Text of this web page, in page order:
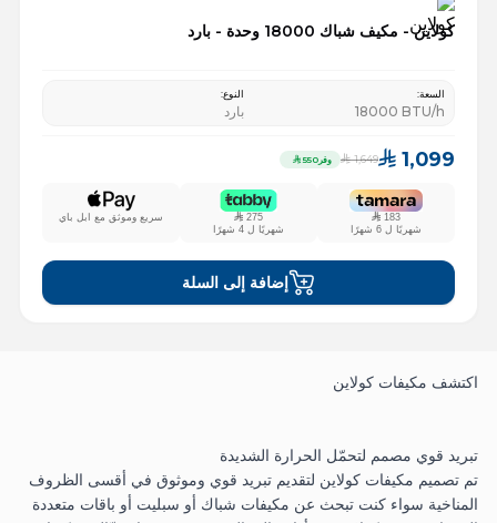
كولاين - مكيف شباك 18000 وحدة - بارد
السعة:
18000 BTU/h
النوع:
بارد
1,099
1,649 وفر 550
183
شهريًا ل 6 شهرًا
275
شهريًا ل 4 شهرًا
سريع وموثق مع ابل باي
إضافة إلى السلة
اكتشف مكيفات كولاين
تبريد قوي مصمم لتحمّل الحرارة الشديدة
تم تصميم مكيفات كولاين لتقديم تبريد قوي وموثوق في أقسى الظروف
المناخية سواء كنت تبحث عن مكيفات شباك أو سبليت أو باقات متعددة